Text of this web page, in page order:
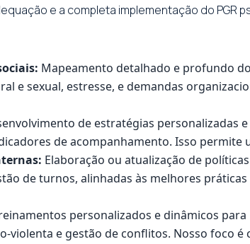
e a completa implementação do
Mapeamento detalhado e profundo
e sexual, estresse, e demandas
de estratégias personalizadas
de acompanhamento. Isso permite
Elaboração ou atualização de
de turnos, alinhadas às melhores
personalizados e dinâmicos para
violenta e gestão de conflitos. Nosso foco